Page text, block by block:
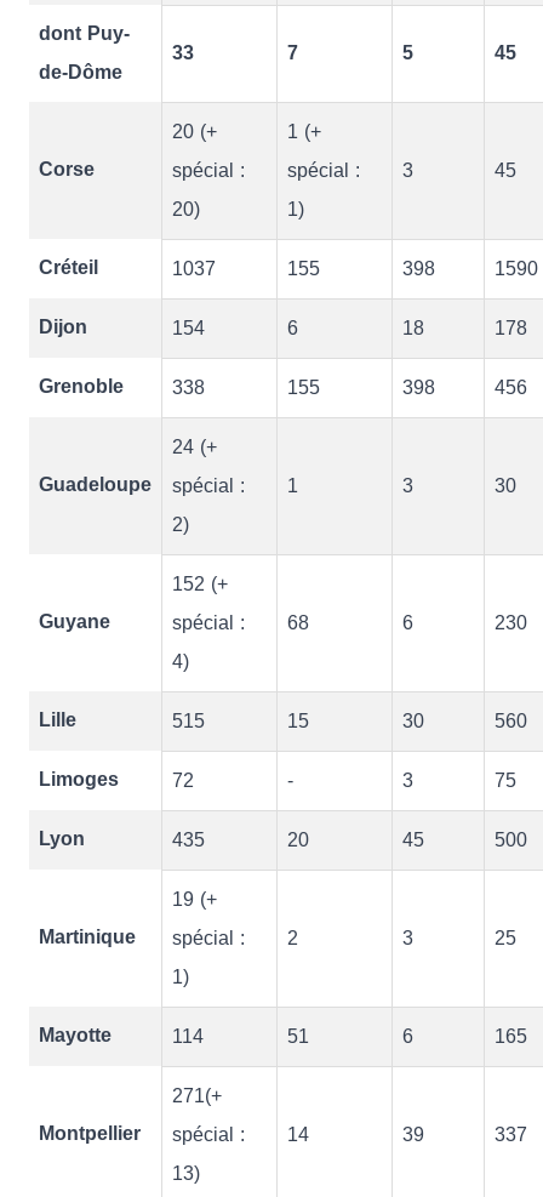
dont Puy-
de-Dôme
33 7 5 45
Corse
20 (+
spécial :
20)
1 (+
spécial :
1)
3 45
Créteil 1037 155 398 1590
Dijon 154 6 18 178
Grenoble 338 155 398 456
Guadeloupe
24 (+
spécial :
2)
1 3 30
Guyane
152 (+
spécial :
4)
68 6 230
Lille 515 15 30 560
Limoges 72 - 3 75
Lyon 435 20 45 500
Martinique
19 (+
spécial :
1)
2 3 25
Mayotte 114 51 6 165
Montpellier
271(+
spécial :
13)
14 39 337